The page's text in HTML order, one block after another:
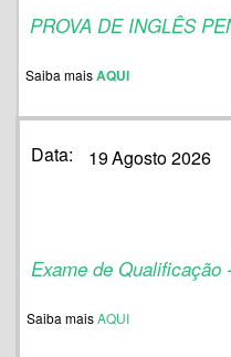
PROVA DE INGLÊS
Saiba maisAQUI
Data: 19Agosto 2026
Exame de
Saiba maisAQUI